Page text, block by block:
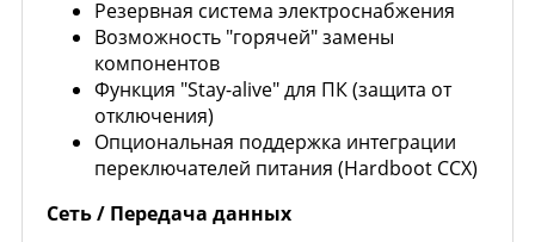
Резервная система электроснабжения
Возможность "горячей" замены
компонентов
Функция "Stay-alive" для ПК (защита от
отключения)
Опциональная поддержка интеграции
переключателей питания (Hardboot CCX)
Сеть / Передача данных